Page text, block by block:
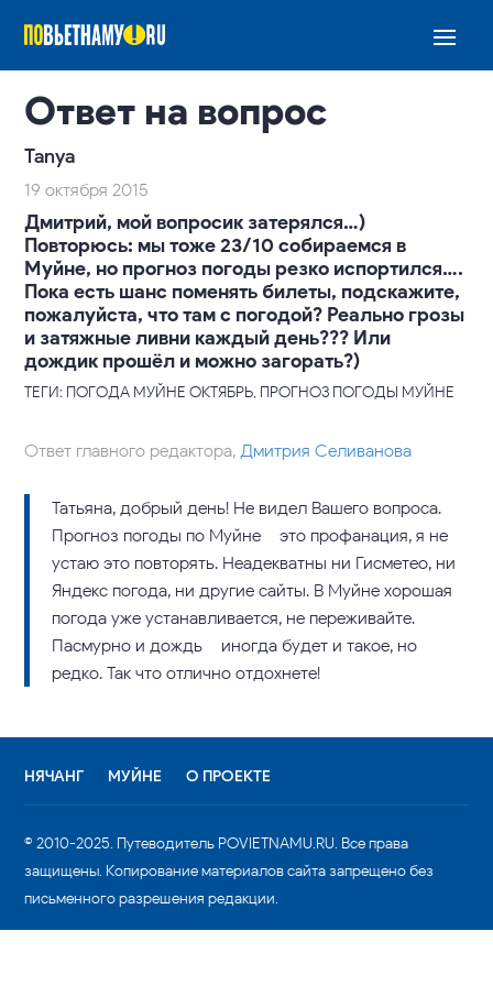
Ответ на вопрос
Tanya
19 октября 2015
Дмитрий, мой вопросик затерялся…)
Повторюсь: мы тоже 23/10 собираемся в
Муйне, но прогноз погоды резко испортился….
Пока есть шанс поменять билеты, подскажите,
пожалуйста, что там с погодой? Реально грозы
и затяжные ливни каждый день??? Или
дождик прошёл и можно загорать?)
ТЕГИ: ПОГОДА МУЙНЕ ОКТЯБРЬ, ПРОГНОЗ ПОГОДЫ МУЙНЕ
Ответ главного редактора,Дмитрия Селиванова
Татьяна, добрый день! Не видел Вашего вопроса.
Прогноз погоды по Муйне – это профанация, я не
устаю это повторять. Неадекватны ни Гисметео, ни
Яндекс погода, ни другие сайты. В Муйне хорошая
погода уже устанавливается, не переживайте.
Пасмурно и дождь – иногда будет и такое, но
редко. Так что отлично отдохнете!
НЯЧАНГ МУЙНЕ О ПРОЕКТЕ
© 2010-2025. Путеводитель POVIETNAMU.RU. Все права
защищены. Копирование материалов сайта запрещено без
письменного разрешения редакции.